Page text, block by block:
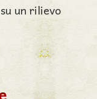
un rilievo